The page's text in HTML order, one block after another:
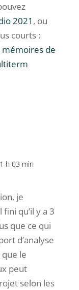
2021 , ou
courts :
mémoires de
h 03 min
je
qu’il y a 3
que ce qui
d’analyse
le
peut
selon les